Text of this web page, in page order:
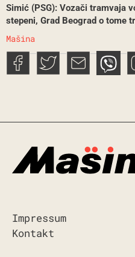
Simić (PSG): Vozači tramvaja
stepeni, Grad Beograd o tome
Mašina
Impressum
Kontakt